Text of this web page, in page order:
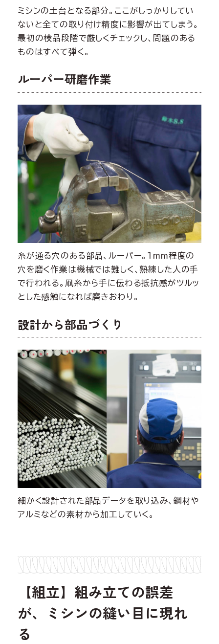
ミシンの土台となる部分。ここがしっかりしてい
ないと全ての取り付け精度に影響が出てしまう。
最初の検品段階で厳しくチェックし、問題のある
ものはすべて弾く。
ルーパー研磨作業
糸が通る穴のある部品、ルーパー。1mm程度の
穴を磨く作業は機械では難しく、熟練した人の手
で行われる。凧糸から手に伝わる抵抗感がツルッ
とした感触になれば磨きおわり。
設計から部品づくり
細かく設計された部品データを取り込み、鋼材や
アルミなどの素材から加工していく。
【組立】組み立ての誤差
が、ミシンの縫い目に現れ
る